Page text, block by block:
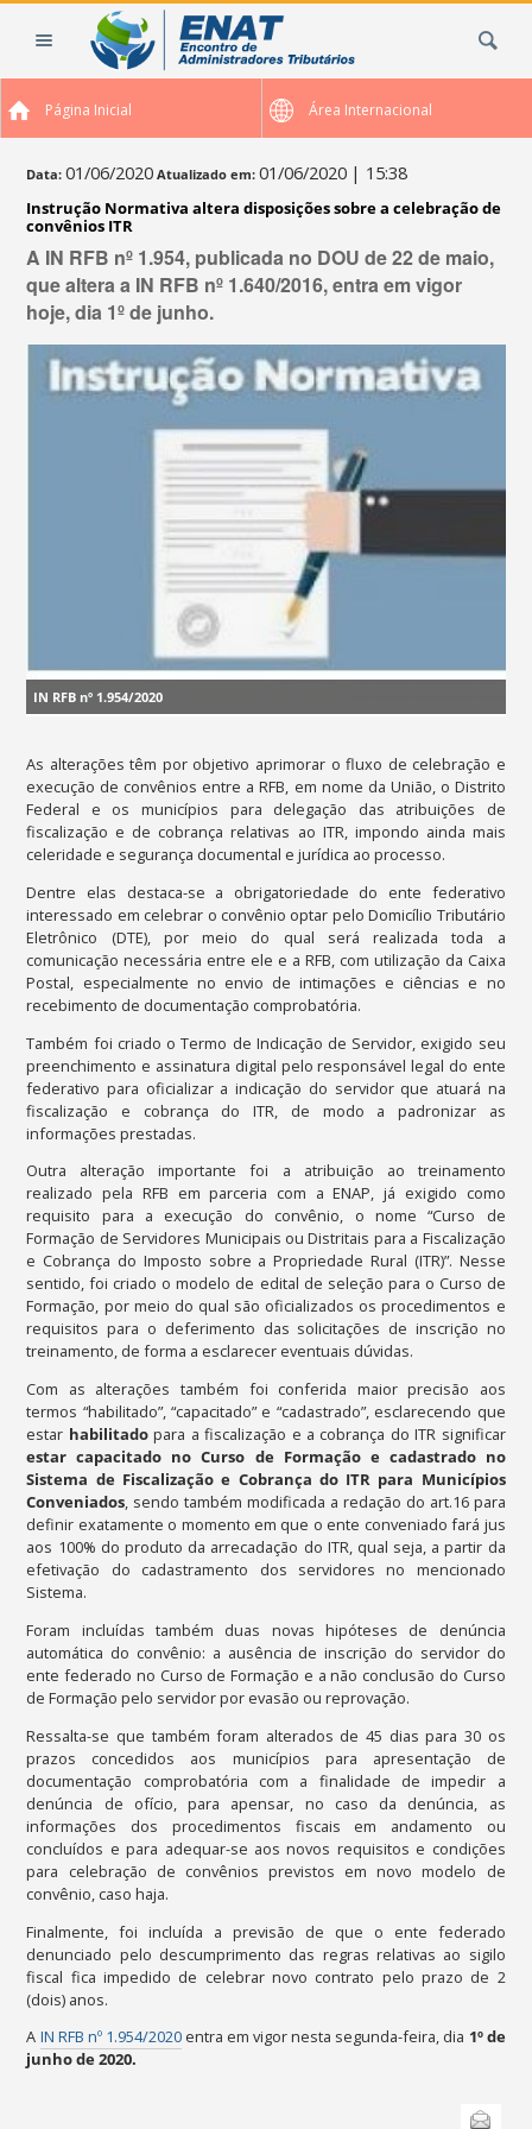
Página Inicial Área Internacional
Data: 01/06/2020 Atualizado em: 01/06/2020 | 15:38
Instrução Normativa altera disposições sobre a celebração de
convênios ITR
A IN RFB nº 1.954, publicada no DOU de 22 de maio,
que altera a IN RFB nº 1.640/2016, entra em vigor
hoje, dia 1º de junho.
IN RFB nº 1.954/2020
As alterações têm por objetivo aprimorar o fluxo de celebração e
execução de convênios entre a RFB, em nome da União, o Distrito
Federal e os municípios para delegação das atribuições de
fiscalização e de cobrança relativas ao ITR, impondo ainda mais
celeridade e segurança documental e jurídica ao processo.
Dentre elas destaca-se a obrigatoriedade do ente federativo
interessado em celebrar o convênio optar pelo Domicílio Tributário
Eletrônico (DTE), por meio do qual será realizada toda a
comunicação necessária entre ele e a RFB, com utilização da Caixa
Postal, especialmente no envio de intimações e ciências e no
recebimento de documentação comprobatória.
Também foi criado o Termo de Indicação de Servidor, exigido seu
preenchimento e assinatura digital pelo responsável legal do ente
federativo para oficializar a indicação do servidor que atuará na
fiscalização e cobrança do ITR, de modo a padronizar as
informações prestadas.
Outra alteração importante foi a atribuição ao treinamento
realizado pela RFB em parceria com a ENAP, já exigido como
requisito para a execução do convênio, o nome “Curso de
Formação de Servidores Municipais ou Distritais para a Fiscalização
e Cobrança do Imposto sobre a Propriedade Rural (ITR)”. Nesse
sentido, foi criado o modelo de edital de seleção para o Curso de
Formação, por meio do qual são oficializados os procedimentos e
requisitos para o deferimento das solicitações de inscrição no
treinamento, de forma a esclarecer eventuais dúvidas.
Com as alterações também foi conferida maior precisão aos
termos “habilitado”, “capacitado” e “cadastrado”, esclarecendo que
estar habilitadopara a fiscalização e a cobrança do ITR significar
estar capacitado no Curso de Formação e cadastrado no
Sistema de Fiscalização e Cobrança do ITR para Municípios
Conveniados, sendo também modificada a redação do art.16 para
definir exatamente o momento em que o ente conveniado fará jus
aos 100% do produto da arrecadação do ITR, qual seja, a partir da
efetivação do cadastramento dos servidores no mencionado
Sistema.
Foram incluídas também duas novas hipóteses de denúncia
automática do convênio: a ausência de inscrição do servidor do
ente federado no Curso de Formação e a não conclusão do Curso
de Formação pelo servidor por evasão ou reprovação.
Ressalta-se que também foram alterados de 45 dias para 30 os
prazos concedidos aos municípios para apresentação de
documentação comprobatória com a finalidade de impedir a
denúncia de ofício, para apensar, no caso da denúncia, as
informações dos procedimentos fiscais em andamento ou
concluídos e para adequar-se aos novos requisitos e condições
para celebração de convênios previstos em novo modelo de
convênio, caso haja.
Finalmente, foi incluída a previsão de que o ente federado
denunciado pelo descumprimento das regras relativas ao sigilo
fiscal fica impedido de celebrar novo contrato pelo prazo de 2
(dois) anos.
A IN RFB nº 1.954/2020entra em vigor nesta segunda-feira, dia 1º de
junho de 2020.